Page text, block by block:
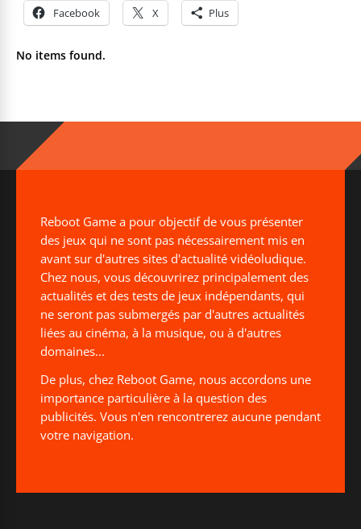
Facebook X Plus
No items found.
Reboot Game a pour objectif de vous présenter
des jeux qui ne sont pas nécessairement mis en
avant sur d'autres sites d'actualité vidéoludique.
Chez nous, vous découvrirez principalement des
actualités et des tests de jeux indépendants, qui
ne seront pas submergés par d'autres actualités
liées au cinéma, à la musique, ou à d'autres
domaines...
De plus, chez Reboot Game, nous accordons une
importance particulière à la question des
publicités. Vous n'en rencontrerez aucune pendant
votre navigation.